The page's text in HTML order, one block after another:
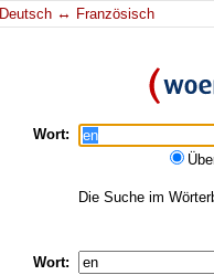
Deutsch ↔ Französisch
Wort:
Die Suche im
Wort: